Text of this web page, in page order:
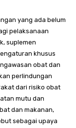
yang ada belum
pelaksanaan
suplemen
khusus
obat dan
perlindungan
dari risiko obat
mutu dan
dan makanan,
sebagai upaya